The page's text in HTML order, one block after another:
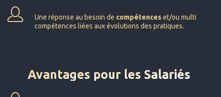
Une réponse au besoin de compétenceset/ou multi
compétences liées aux évolutions des pratiques.
Avantages pour les Salariés